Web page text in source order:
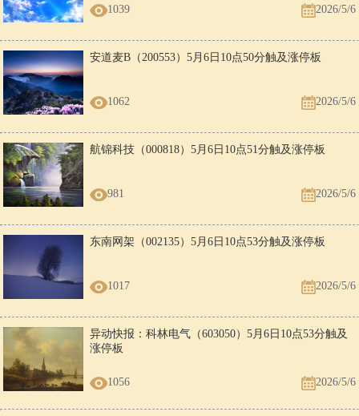
1039 2026/5/6
安道麦B（200553）5月6日10点50分触及涨停板
1062 2026/5/6
航锦科技（000818）5月6日10点51分触及涨停板
981 2026/5/6
东南网架（002135）5月6日10点53分触及涨停板
1017 2026/5/6
异动快报：科林电气（603050）5月6日10点53分触及
涨停板
1056 2026/5/6